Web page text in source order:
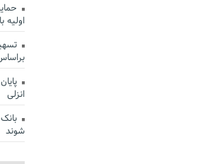
اولیه
انزلی
شوند